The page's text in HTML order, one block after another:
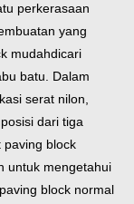
perkerasaan
yang
mudahdicari
batu. Dalam
serat nilon,
dari tiga
paving block
untuk mengetahui
block normal